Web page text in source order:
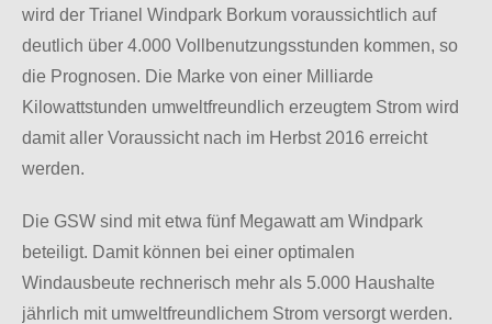
wird der Trianel Windpark Borkum voraussichtlich auf
deutlich über 4.000 Vollbenutzungsstunden kommen, so
die Prognosen. Die Marke von einer Milliarde
Kilowattstunden umweltfreundlich erzeugtem Strom wird
damit aller Voraussicht nach im Herbst 2016 erreicht
werden.
Die GSW sind mit etwa fünf Megawatt am Windpark
beteiligt. Damit können bei einer optimalen
Windausbeute rechnerisch mehr als 5.000 Haushalte
jährlich mit umweltfreundlichem Strom versorgt werden.